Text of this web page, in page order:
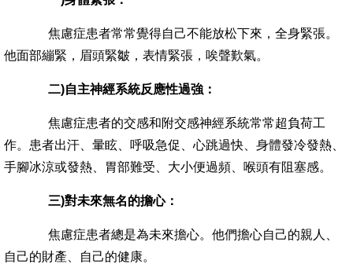
焦慮症患者常常覺得自己不能放松下來，全身緊張。
他面部繃緊，眉頭緊皺，表情緊張，唉聲歎氣。
二)自主神經系統反應性過強：
焦慮症患者的交感和附交感神經系統常常超負荷工
作。患者出汗、暈眩、呼吸急促、心跳過快、身體發冷發熱、
手腳冰涼或發熱、胃部難受、大小便過頻、喉頭有阻塞感。
三)對未來無名的擔心：
焦慮症患者總是為未來擔心。他們擔心自己的親人、
自己的財產、自己的健康。